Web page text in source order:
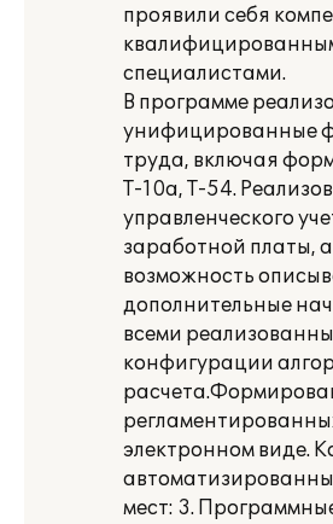
проявили себя
специалистами.
В программе
унифицированные
труда, включая
Т-10а, Т-54.
управленческого
заработной платы,
возможность
дополнительные
всеми
конфигурации
электронном виде.
мест: 3.